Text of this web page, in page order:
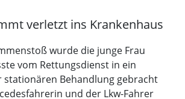
verletzt ins Krankenhaus
wurde die junge Frau
vom Rettungsdienst in ein
stationären Behandlung gebracht
und der Lkw-Fahrer